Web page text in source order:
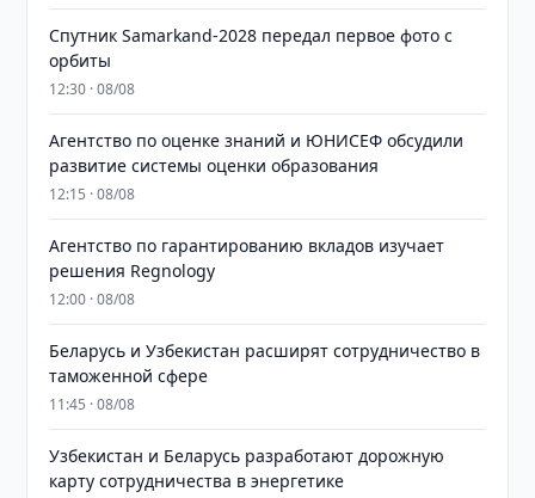
Спутник Samarkand-2028 передал первое фото с
орбиты
12:30 · 08/08
Агентство по оценке знаний и ЮНИСЕФ обсудили
развитие системы оценки образования
12:15 · 08/08
Агентство по гарантированию вкладов изучает
решения Regnology
12:00 · 08/08
Беларусь и Узбекистан расширят сотрудничество в
таможенной сфере
11:45 · 08/08
Узбекистан и Беларусь разработают дорожную
карту сотрудничества в энергетике